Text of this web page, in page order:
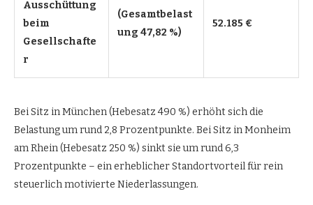
Ausschüttung
beim
Gesellschafte
r
(Gesamtbelast
ung 47,82 %)
52.185 €
Bei Sitz in München (Hebesatz 490 %) erhöht sich die
Belastung um rund 2,8 Prozentpunkte. Bei Sitz in Monheim
am Rhein (Hebesatz 250 %) sinkt sie um rund 6,3
Prozentpunkte – ein erheblicher Standortvorteil für rein
steuerlich motivierte Niederlassungen.